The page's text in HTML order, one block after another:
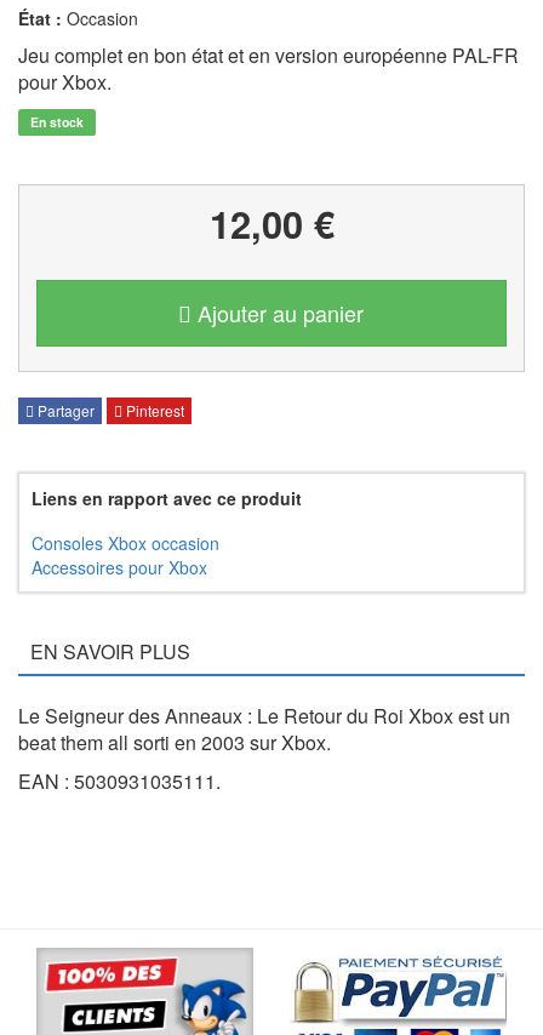
État : Occasion
Jeu complet en bon état et en version européenne PAL-FR
pour Xbox.
En stock
12,00 €
Ajouter au panier
Partager Pinterest
Liens en rapport avec ce produit
Consoles Xbox occasion
Accessoires pour Xbox
EN SAVOIR PLUS
Le Seigneur des Anneaux : Le Retour du Roi Xbox est un
beat them all sorti en 2003 sur Xbox.
EAN : 5030931035111.